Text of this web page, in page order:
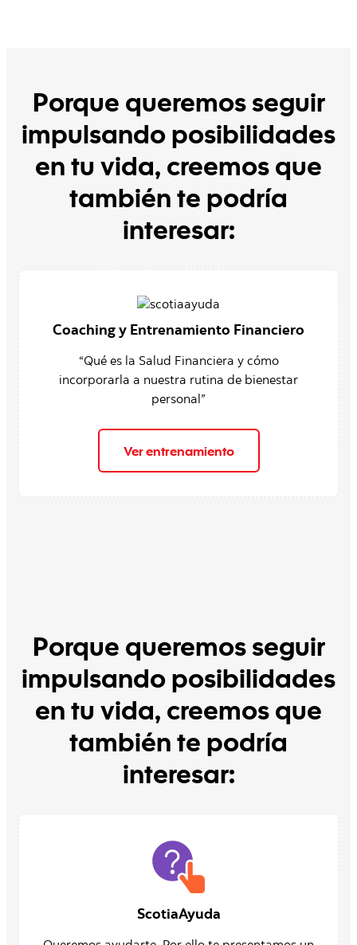
Porque queremos seguir
impulsando posibilidades
en tu vida, creemos que
también te podría
interesar:
Coaching y Entrenamiento Financiero
“Qué es la Salud Financiera y cómo
incorporarla a nuestra rutina de bienestar
personal”
Ver entrenamiento
Porque queremos seguir
impulsando posibilidades
en tu vida, creemos que
también te podría
interesar:
ScotiaAyuda